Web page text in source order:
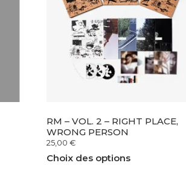
RM – VOL. 2 – RIGHT PLACE,
WRONG PERSON
25,00 €
Choix des options